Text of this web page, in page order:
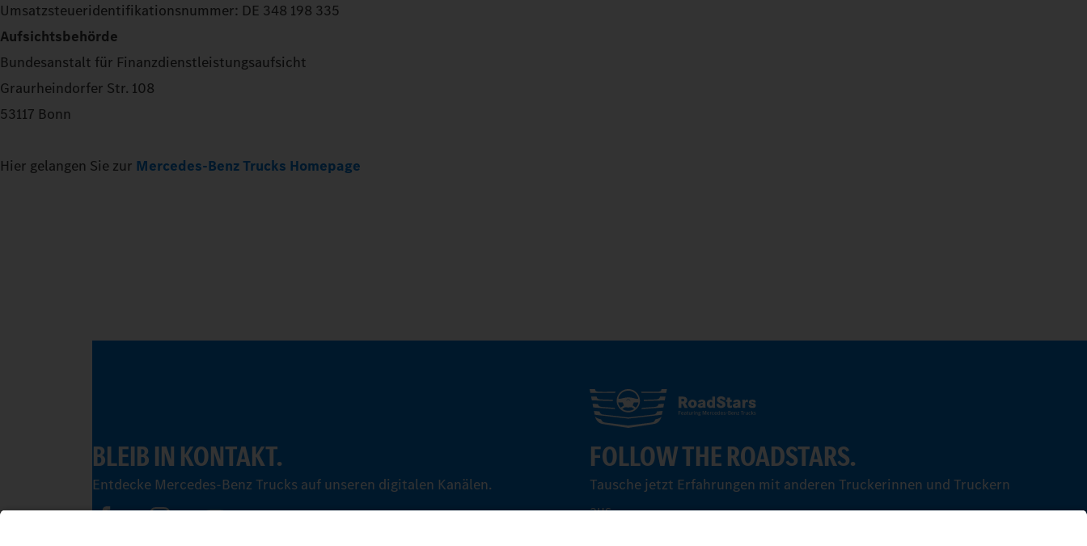
Umsatzsteueridentifikationsnummer: DE 348 198 335
Aufsichtsbehörde
Bundesanstalt für Finanzdienstleistungsaufsicht
Graurheindorfer Str. 108
53117 Bonn
Hier gelangen Sie zur Mercedes-Benz Trucks Homepage
BLEIB IN KONTAKT.
Entdecke Mercedes-Benz Trucks auf unseren digitalen Kanälen.
FOLLOW THE ROADSTARS.
Tausche jetzt Erfahrungen mit anderen Truckerinnen und Truckern
aus.